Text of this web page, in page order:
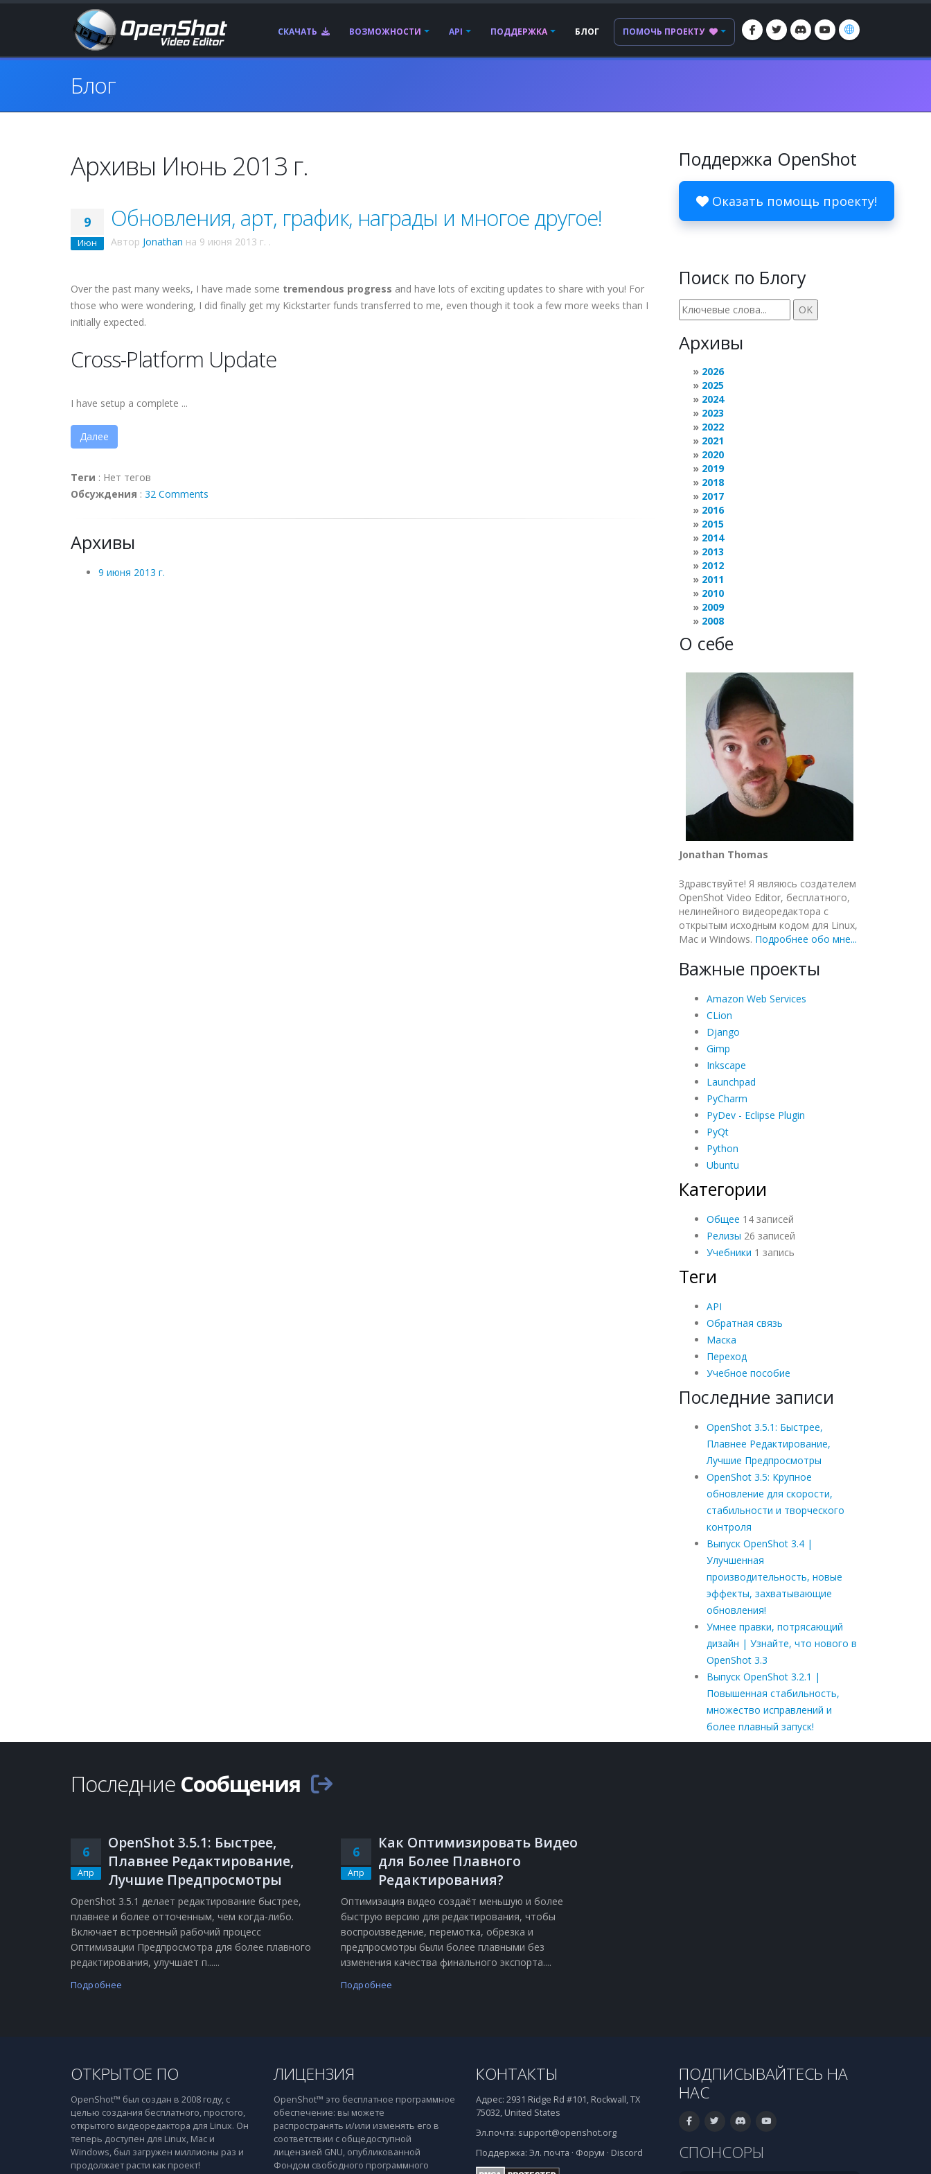
СКАЧАТЬ ВОЗМОЖНОСТИ API ПОДДЕРЖКА БЛОГ ПОМОЧЬ ПРОЕКТУ
Блог
Архивы Июнь 2013 г.
9
Июн
Обновления, арт, график, награды и многое другое!
Автор Jonathan на 9 июня 2013 г. .
Over the past many weeks, I have made some tremendous progress and have lots of exciting updates to share with you! For
those who were wondering, I did finally get my Kickstarter funds transferred to me, even though it took a few more weeks than I
initially expected.
Cross-Platform Update
I have setup a complete ...
Далее
Теги : Нет тегов
Обсуждения : 32 Comments
Архивы
9 июня 2013 г.
Поддержка OpenShot
Оказать помощь проекту!
Поиск по Блогу
Архивы
2026
2025
2024
2023
2022
2021
2020
2019
2018
2017
2016
2015
2014
2013
2012
2011
2010
2009
2008
О себе
Jonathan Thomas
Здравствуйте! Я являюсь создателем
OpenShot Video Editor, бесплатного,
нелинейного видеоредактора с
открытым исходным кодом для Linux,
Mac и Windows. Подробнее обо мне...
Важные проекты
Amazon Web Services
CLion
Django
Gimp
Inkscape
Launchpad
PyCharm
PyDev - Eclipse Plugin
PyQt
Python
Ubuntu
Категории
Общее 14 записей
Релизы 26 записей
Учебники 1 запись
Теги
API
Обратная связь
Маска
Переход
Учебное пособие
Последние записи
OpenShot 3.5.1: Быстрее,
Плавнее Редактирование,
Лучшие Предпросмотры
OpenShot 3.5: Крупное
обновление для скорости,
стабильности и творческого
контроля
Выпуск OpenShot 3.4 |
Улучшенная
производительность, новые
эффекты, захватывающие
обновления!
Умнее правки, потрясающий
дизайн | Узнайте, что нового в
OpenShot 3.3
Выпуск OpenShot 3.2.1 |
Повышенная стабильность,
множество исправлений и
более плавный запуск!
Последние Сообщения
6
Апр
OpenShot 3.5.1: Быстрее,
Плавнее Редактирование,
Лучшие Предпросмотры
OpenShot 3.5.1 делает редактирование быстрее,
плавнее и более отточенным, чем когда-либо.
Включает встроенный рабочий процесс
Оптимизации Предпросмотра для более плавного
редактирования, улучшает п......
Подробнее
6
Апр
Как Оптимизировать Видео
для Более Плавного
Редактирования?
Оптимизация видео создаёт меньшую и более
быструю версию для редактирования, чтобы
воспроизведение, перемотка, обрезка и
предпросмотры были более плавными без
изменения качества финального экспорта....
Подробнее
ОТКРЫТОЕ ПО
OpenShot™ был создан в 2008 году, с
целью создания бесплатного, простого,
открытого видеоредактора для Linux. Он
теперь доступен для Linux, Mac и
Windows, был загружен миллионы раз и
продолжает расти как проект!
ЛИЦЕНЗИЯ
OpenShot™ это бесплатное программное
обеспечение: вы можете
распространять и/или изменять его в
соответствии с общедоступной
лицензией GNU, опубликованной
Фондом свободного программного
КОНТАКТЫ
Адрес: 2931 Ridge Rd #101, Rockwall, TX
75032, United States
Эл.почта: support@openshot.org
Поддержка: Эл. почта · Форум · Discord
ПОДПИСЫВАЙТЕСЬ НА
НАС
СПОНСОРЫ